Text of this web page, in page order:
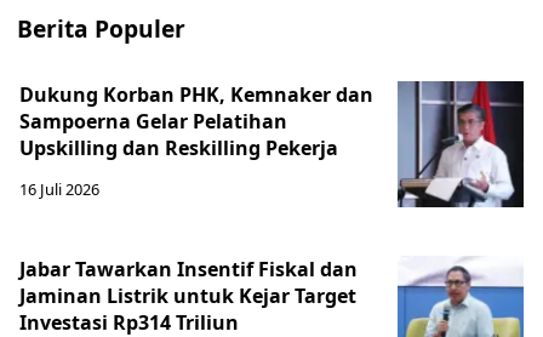
Berita Populer
Dukung Korban PHK, Kemnaker dan
Sampoerna Gelar Pelatihan
Upskilling dan Reskilling Pekerja
16 Juli 2026
Jabar Tawarkan Insentif Fiskal dan
Jaminan Listrik untuk Kejar Target
Investasi Rp314 Triliun